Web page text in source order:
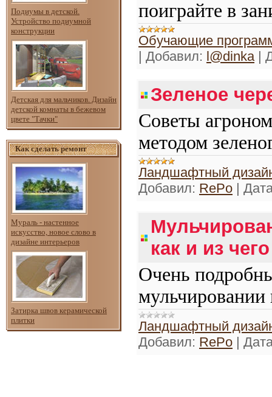
Подиумы в детской.
Устройство подиумной
конструкции
Детская для мальчиков. Дизайн
детской комнаты в бежевом
цвете "Тачки"
Как сделать ремонт
Мураль - настенное
искусство, новое слово в
дизайне интерьеров
Затирка швов керамической
плитки
поиграйте в
Обучающие
Добавил: l@dinka|
Зеленое
Советы
методом
Ландшафтный
Добавил: RePo
как и из
Очень
мульчировании
Ландшафтный
Добавил: RePo